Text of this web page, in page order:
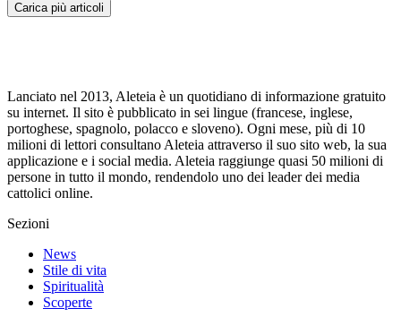
Carica più articoli
Lanciato nel 2013, Aleteia è un quotidiano di informazione gratuito
su internet. Il sito è pubblicato in sei lingue (francese, inglese,
portoghese, spagnolo, polacco e sloveno). Ogni mese, più di 10
milioni di lettori consultano Aleteia attraverso il suo sito web, la sua
applicazione e i social media. Aleteia raggiunge quasi 50 milioni di
persone in tutto il mondo, rendendolo uno dei leader dei media
cattolici online.
Sezioni
News
Stile di vita
Spiritualità
Scoperte